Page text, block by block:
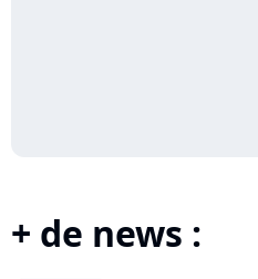
+ de news :